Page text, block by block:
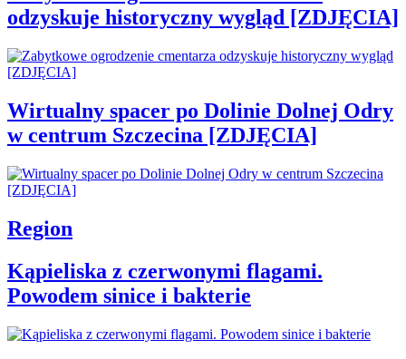
odzyskuje historyczny wygląd [ZDJĘCIA]
Wirtualny spacer po Dolinie Dolnej Odry
w centrum Szczecina [ZDJĘCIA]
Region
Kąpieliska z czerwonymi flagami.
Powodem sinice i bakterie